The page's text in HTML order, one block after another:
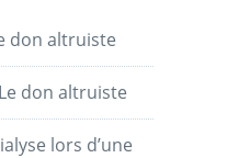
don altruiste
Le don altruiste
lors d’une